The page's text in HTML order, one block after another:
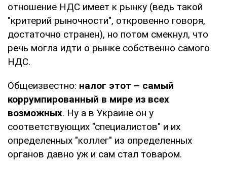
отношение НДС имеет к рынку (ведь такой
"критерий рыночности", откровенно говоря,
достаточно странен), но потом смекнул, что
речь могла идти о рынке собственно самого
НДС.
Общеизвестно: налог этот – самый
коррумпированный в мире из всех
возможных. Ну а в Украине он у
соответствующих "специалистов" и их
определенных "коллег" из определенных
органов давно уж и сам стал товаром.